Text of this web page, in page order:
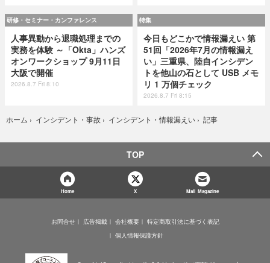
研修・セミナー・カンファレンス
人事異動から退職処理までの
実務を体験 ～「Okta」ハンズ
オンワークショップ 9月11日
大阪で開催
2026.8.7 Fri 8:10
特集
今日もどこかで情報漏えい 第
51回「2026年7月の情報漏え
い」三重県、陸自インシデン
トを他山の石として USB メモ
リ 1 万個チェック
2026.8.7 Fri 8:15
ホーム › インシデント・事故 › インシデント・情報漏えい › 記事
TOP
Home X Mail Magazine
お問合せ 広告掲載 会社概要
特定商取引法に基づく表記
個人情報保護方針